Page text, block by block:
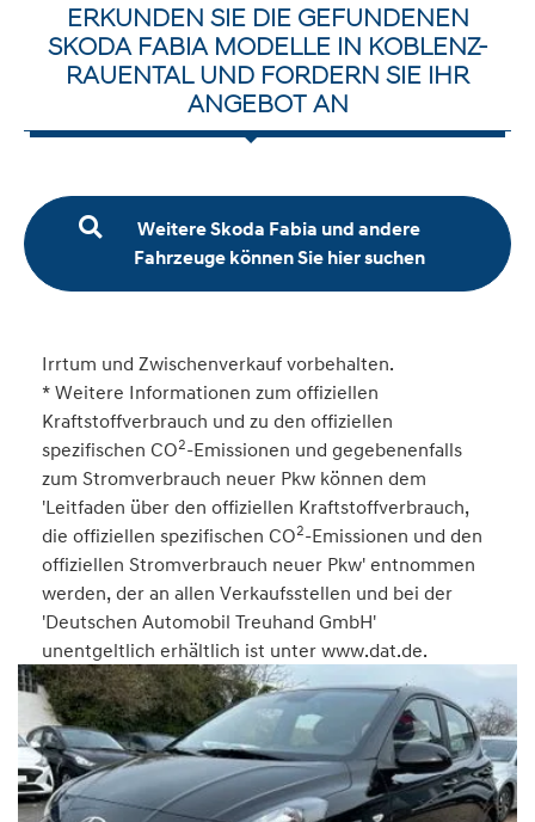
ERKUNDEN SIE DIE GEFUNDENEN
SKODA FABIA MODELLE IN KOBLENZ-
RAUENTAL UND FORDERN SIE IHR
ANGEBOT AN
Weitere Skoda Fabia und andere
Fahrzeuge können Sie hier suchen
Irrtum und Zwischenverkauf vorbehalten.
* Weitere Informationen zum offiziellen
Kraftstoffverbrauch und zu den offiziellen
spezifischen CO2-Emissionen und gegebenenfalls
zum Stromverbrauch neuer Pkw können dem
'Leitfaden über den offiziellen Kraftstoffverbrauch,
die offiziellen spezifischen CO2-Emissionen und den
offiziellen Stromverbrauch neuer Pkw' entnommen
werden, der an allen Verkaufsstellen und bei der
'Deutschen Automobil Treuhand GmbH'
unentgeltlich erhältlich ist unter www.dat.de.